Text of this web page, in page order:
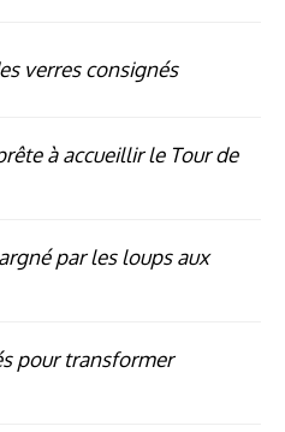
verres consignés
à accueillir le Tour de
par les loups aux
pour transformer